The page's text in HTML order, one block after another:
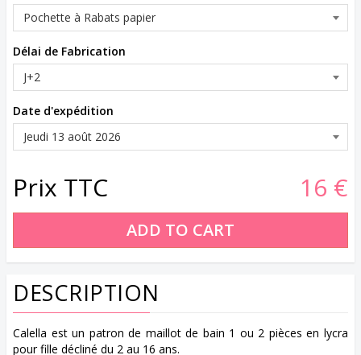
Délai de Fabrication
Date d'expédition
Prix TTC 16 €
DESCRIPTION
Calella est un patron de maillot de bain 1 ou 2 pièces en lycra
pour fille décliné du 2 au 16 ans.